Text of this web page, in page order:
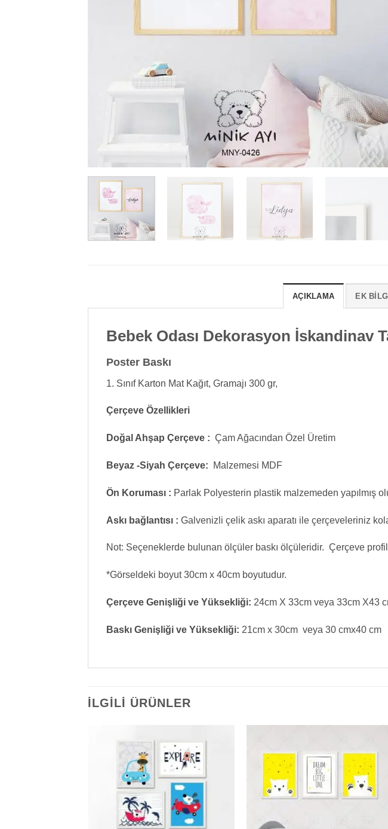
AÇIKLAMA EK BILGI
Bebek Odası Dekorasyon İskandinav
Poster Baskı
1. Sınıf Karton Mat Kağıt, Gramajı 300 gr,
Çerçeve Özellikleri
Doğal Ahşap Çerçeve : Çam Ağacından Özel Üretim
Beyaz -Siyah Çerçeve: Malzemesi MDF
Ön Koruması : Parlak Polyesterin plastik malzemeden yapılmış
Askı bağlantısı : Galvenizli çelik askı aparatı ile çerçeveleriniz
Not: Seçeneklerde bulunan ölçüler baskı ölçüleridir. Çerçeve profil
*Görseldeki boyut 30cm x 40cm boyutudur.
Çerçeve Genişliği ve Yüksekliği: 24cm X 33cm veya 33cm X43
Baskı Genişliği ve Yüksekliği: 21cm x 30cm veya 30 cmx40 cm
İLGILI ÜRÜNLER